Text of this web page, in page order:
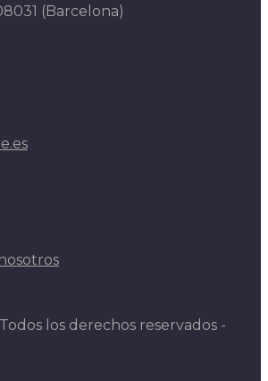
(Barcelona)
los derechos reservados -